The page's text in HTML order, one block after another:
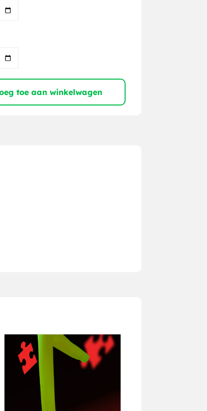
toe aan winkelwagen